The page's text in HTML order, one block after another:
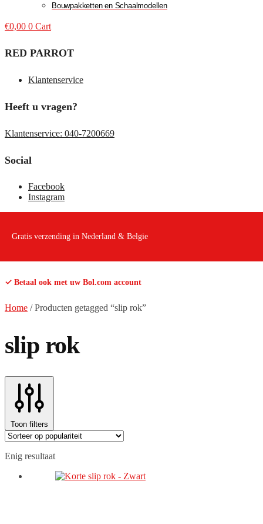
Bouwpakketten en Schaalmodellen
€0,00 0 Cart
RED PARROT
Klantenservice
Heeft u vragen?
Klantenservice: 040-7200669
Social
Facebook
Instagram
Gratis verzending in Nederland & Belgie
✓ Betaal ook met uw Bol.com account
Home /Producten getagged “slip rok”
slip rok
Toon filters
Enig resultaat